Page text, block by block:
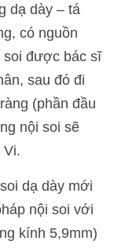
dạ dày – tá
có nguồn
soi được bác sĩ
sau đó đi
(phần đầu
nội soi sẽ
Vi.
dạ dày mới
nội soi với
kính 5,9mm)